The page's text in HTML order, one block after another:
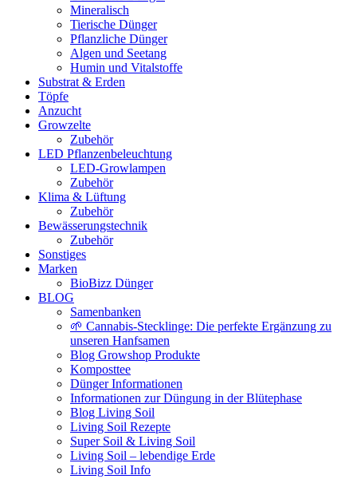
Mineralisch
Tierische Dünger
Pflanzliche Dünger
Algen und Seetang
Humin und Vitalstoffe
Substrat & Erden
Töpfe
Anzucht
Growzelte
Zubehör
LED Pflanzenbeleuchtung
LED-Growlampen
Zubehör
Klima & Lüftung
Zubehör
Bewässerungstechnik
Zubehör
Sonstiges
Marken
BioBizz Dünger
BLOG
Samenbanken
🌱 Cannabis-Stecklinge: Die perfekte Ergänzung zu
unseren Hanfsamen
Blog Growshop Produkte
Komposttee
Dünger Informationen
Informationen zur Düngung in der Blütephase
Blog Living Soil
Living Soil Rezepte
Super Soil & Living Soil
Living Soil – lebendige Erde
Living Soil Info